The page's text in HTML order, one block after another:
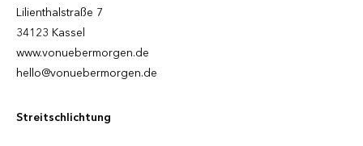
Lilienthalstraße 7
34123 Kassel
www.vonuebermorgen.de
hello@vonuebermorgen.de
Streitschlichtung